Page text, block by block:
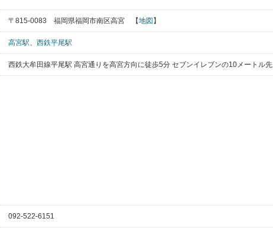
〒815-0083 福岡県福岡市南区高宮 【地図 】
高宮駅、 西鉄平尾駅
西鉄大牟田線平尾駅 高宮通りを高宮方向に徒歩5分 セブンイレブンの10メートル先
092-522-6151